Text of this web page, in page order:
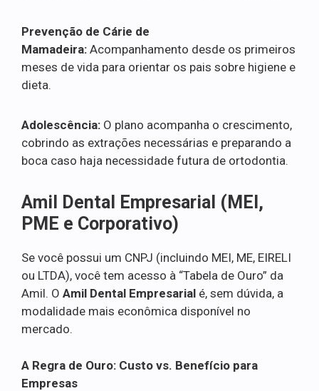
Prevenção de Cárie de
Mamadeira: Acompanhamento desde os primeiros
meses de vida para orientar os pais sobre higiene e
dieta.
Adolescência: O plano acompanha o crescimento,
cobrindo as extrações necessárias e preparando a
boca caso haja necessidade futura de ortodontia.
Amil Dental Empresarial (MEI,
PME e Corporativo)
Se você possui um CNPJ (incluindo MEI, ME, EIRELI
ou LTDA), você tem acesso à “Tabela de Ouro” da
Amil. O Amil Dental Empresarial é, sem dúvida, a
modalidade mais econômica disponível no
mercado.
A Regra de Ouro: Custo vs. Benefício para
Empresas